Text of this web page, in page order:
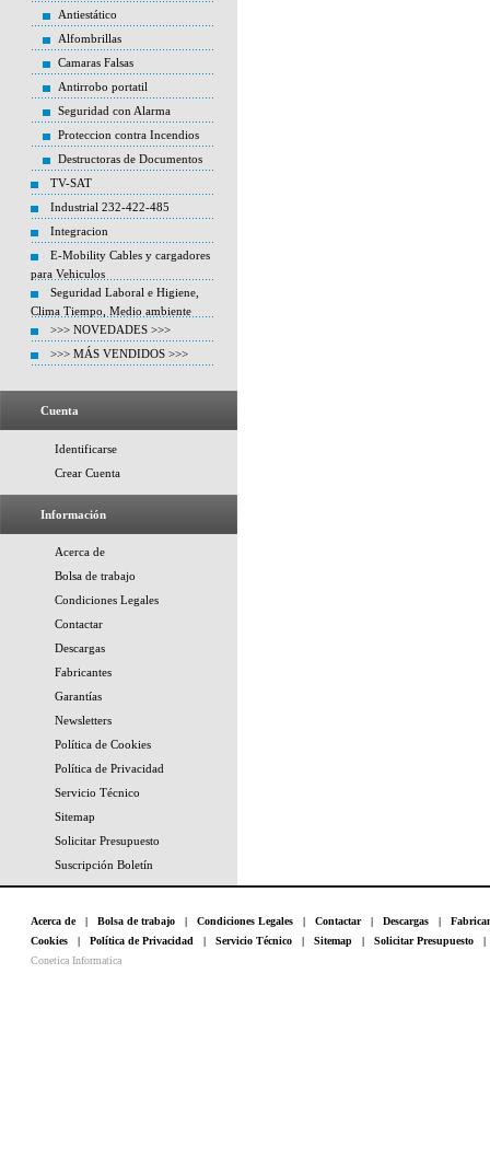
Antiestático
Alfombrillas
Camaras Falsas
Antirrobo portatil
Seguridad con Alarma
Proteccion contra Incendios
Destructoras de Documentos
TV-SAT
Industrial 232-422-485
Integracion
E-Mobility Cables y cargadores
para Vehiculos
Seguridad Laboral e Higiene,
Clima Tiempo, Medio ambiente
>>> NOVEDADES >>>
>>> MÁS VENDIDOS >>>
Cuenta
Identificarse
Crear Cuenta
Información
Acerca de
Bolsa de trabajo
Condiciones Legales
Contactar
Descargas
Fabricantes
Garantías
Newsletters
Política de Cookies
Política de Privacidad
Servicio Técnico
Sitemap
Solicitar Presupuesto
Suscripción Boletín
Acerca de| Bolsa de trabajo | Condiciones Legales | Contactar| Descargas |
Cookies | Política de Privacidad | Servicio Técnico | Sitemap | Solicitar Presupuesto
Conetica Informatica